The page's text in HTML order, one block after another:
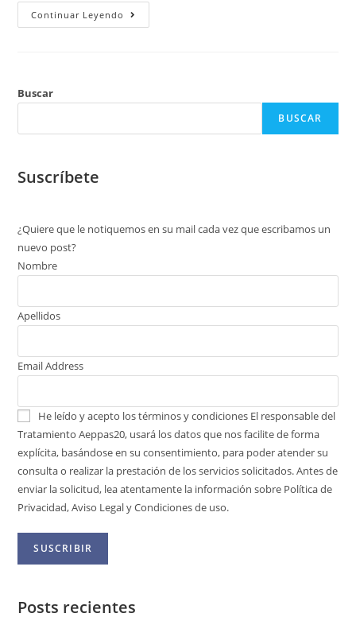
Continuar Leyendo
Buscar
BUSCAR
Suscríbete
¿Quiere que le notiquemos en su mail cada vez que escribamos un
nuevo post?
Nombre
Apellidos
Email Address
He leído y acepto los términos y condiciones El responsable del
Tratamiento Aeppas20, usará los datos que nos facilite de forma
explícita, basándose en su consentimiento, para poder atender su
consulta o realizar la prestación de los servicios solicitados. Antes de
enviar la solicitud, lea atentamente la información sobre Política de
Privacidad, Aviso Legal y Condiciones de uso.
Posts recientes